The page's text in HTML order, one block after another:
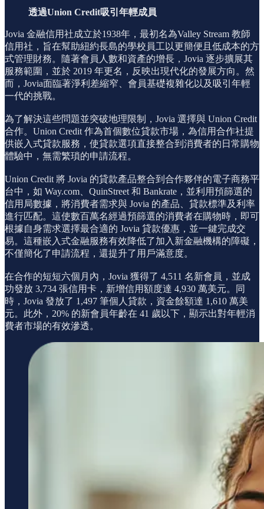
透過Union Credit吸引年輕成員
Jovia 金融信用社成立於1938年，最初名為Valley Stream 教師
信用社，旨在幫助紐約長島的學校員工以更簡便且低成本的方
式管理財務。隨著會員人數和資產的增長，Jovia 逐步擴展其
服務範圍，並於 2019 年更名，反映出現代化的發展方向。然
而，Jovia面臨著淨利差縮窄、會員基礎複雜化以及吸引年輕
一代的挑戰。
為了解決這些問題並突破地理限制，Jovia 選擇與 Union Credit
合作。Union Credit 作為首個數位貸款市場，為信用合作社提
供嵌入式貸款服務，使貸款選項直接整合到消費者的日常購物
體驗中，無需繁瑣的申請流程。
Union Credit 將 Jovia 的貸款產品整合到合作夥伴的電子商務平
台中，如 Way.com、QuinStreet 和 Bankrate，並利用預篩選的
信用局數據，將消費者需求與 Jovia 的產品、貸款標準及利率
進行匹配。這使數百萬名經過預篩選的消費者在購物時，即可
根據自身需求選擇最合適的 Jovia 貸款優惠，並一鍵完成交
易。這種嵌入式金融服務有效降低了加入新金融機構的障礙，
不僅簡化了申請流程，還提升了用戶滿意度。
在合作的短短六個月內，Jovia 獲得了 4,511 名新會員，並成
功發放 3,734 張信用卡，新增信用額度達 4,930 萬美元。同
時，Jovia 發放了 1,497 筆個人貸款，資金餘額達 1,610 萬美
元。此外，20% 的新會員年齡在 41 歲以下，顯示出對年輕消
費者市場的有效滲透。